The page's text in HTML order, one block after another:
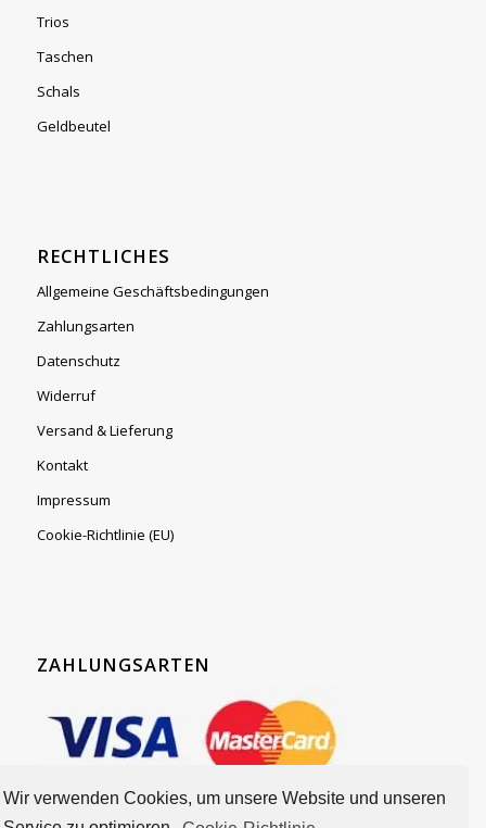
Wir verwenden Cookies, um unsere Website und unseren
Trios
Taschen
Schals
Geldbeutel
RECHTLICHES
Allgemeine Geschäftsbedingungen
Zahlungsarten
Datenschutz
Widerruf
Versand & Lieferung
Kontakt
Impressum
Cookie-Richtlinie (EU)
ZAHLUNGSARTEN